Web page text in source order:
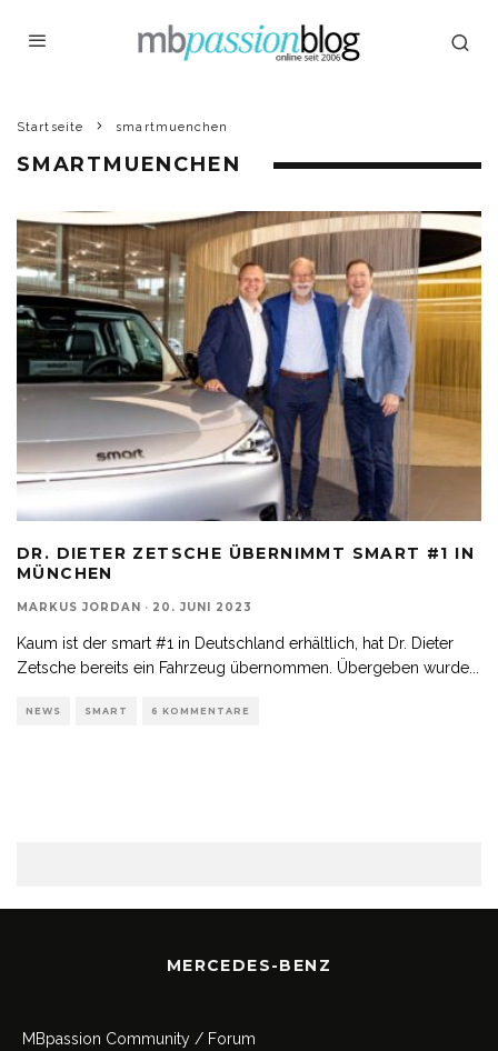
Startseite smartmuenchen
SMARTMUENCHEN
DR. DIETER ZETSCHE ÜBERNIMMT SMART #1 IN
MÜNCHEN
MARKUS JORDAN · 20. JUNI 2023
Kaum ist der smart #1 in Deutschland erhältlich, hat Dr. Dieter
Zetsche bereits ein Fahrzeug übernommen. Übergeben wurde
NEWS SMART 6 KOMMENTARE
MERCEDES-BENZ
MBpassion Community / Forum